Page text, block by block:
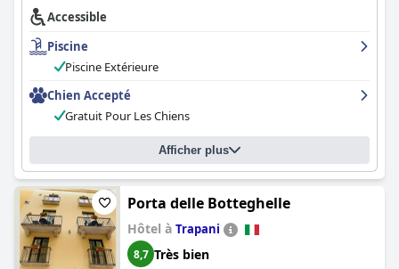
Accessible
Piscine
Piscine Extérieure
Chien Accepté
Gratuit Pour Les Chiens
Afficher plus
Porta delle Botteghelle
Hôtel à Trapani
8,7 Très bien